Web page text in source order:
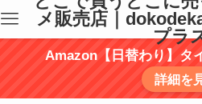
メ販売店｜
プラ
Amazon【日替わり】タ
詳細を